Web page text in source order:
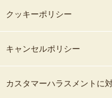
クッキーポリシー
キャンセルポリシー
カスタマーハラスメントに